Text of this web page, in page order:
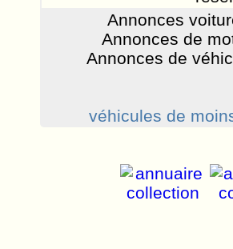
Annonces
Annonces de
Annonces de
véhicules de